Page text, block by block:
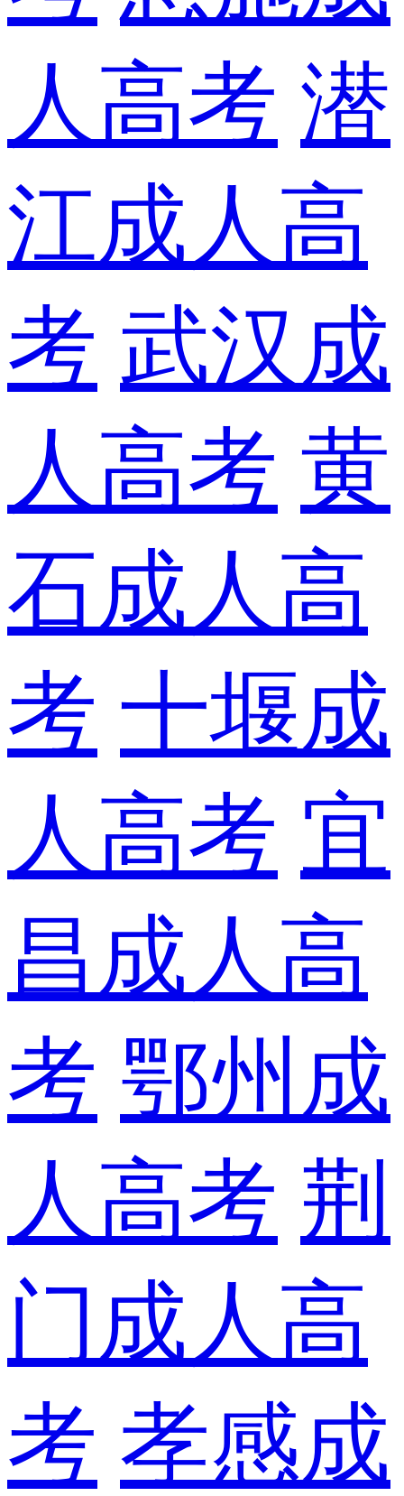
人高考 潜
江成人高
考 武汉成
人高考 黄
石成人高
考 十堰成
人高考 宜
昌成人高
考 鄂州成
人高考 荆
门成人高
考 孝感成